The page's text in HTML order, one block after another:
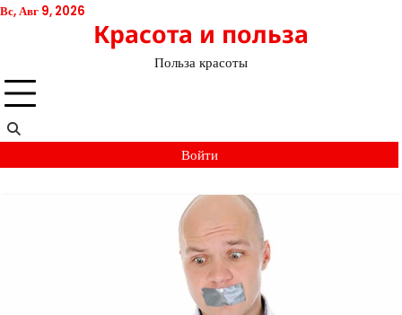
Перейти
Вс, Авг 9, 2026
Красота и польза
Польза красоты
Войти